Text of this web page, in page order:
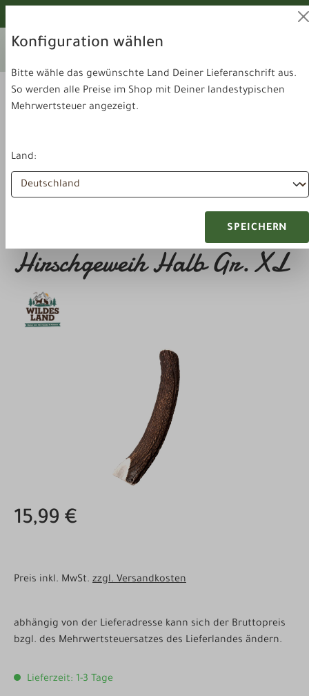
Ihr aktuelles Lieferland:
Wildes Land Geweihsnack
Hirschgeweih Halb Gr. XL
15,99 €
Preis inkl. MwSt. zzgl. Versandkosten
abhängig von der Lieferadresse kann sich der Bruttopreis
bzgl. des Mehrwertsteuersatzes des Lieferlandes ändern.
Lieferzeit: 1-3 Tage
Konfiguration wählen
Bitte wähle das gewünschte Land Deiner Lieferanschrift aus.
So werden alle Preise im Shop mit Deiner landestypischen
Mehrwertsteuer angezeigt.
Land:
SPEICHERN